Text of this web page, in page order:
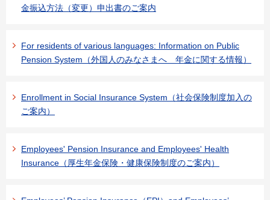
金振込方法（変更）申出書のご案内
For residents of various languages: Information on Public
Pension System（外国人のみなさまへ 年金に関する情報）
Enrollment in Social Insurance System（社会保険制度加入の
ご案内）
Employees' Pension Insurance and Employees' Health
Insurance（厚生年金保険・健康保険制度のご案内）